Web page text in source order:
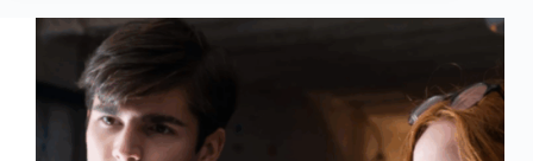
qu’il
!